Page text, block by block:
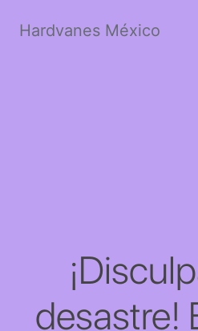
Hardvanes México
desastre!